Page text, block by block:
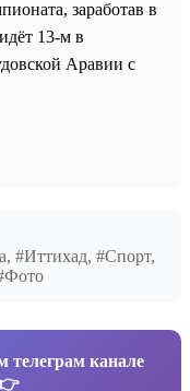
заработав в
13-м в
Аравии с
#Иттихад, #Спорт,
канале